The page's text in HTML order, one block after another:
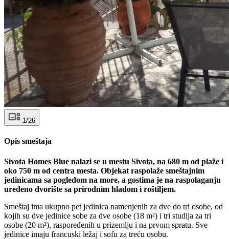
1/26
Opis smeštaja
Sivota Homes Blue nalazi se u mestu Sivota, na 680 m od plaže i
oko 750 m od centra mesta. Objekat raspolaže smeštajnim
jedinicama sa pogledom na more, a gostima je na raspolaganju
uređeno dvorište sa prirodnim hladom i roštiljem.
Smeštaj ima ukupno pet jedinica namenjenih za dve do tri osobe, od
kojih su dve jedinice sobe za dve osobe (18 m²) i tri studija za tri
osobe (20 m²), raspoređenih u prizemlju i na prvom spratu. Sve
jedinice imaju francuski ležaj i sofu za treću osobu.